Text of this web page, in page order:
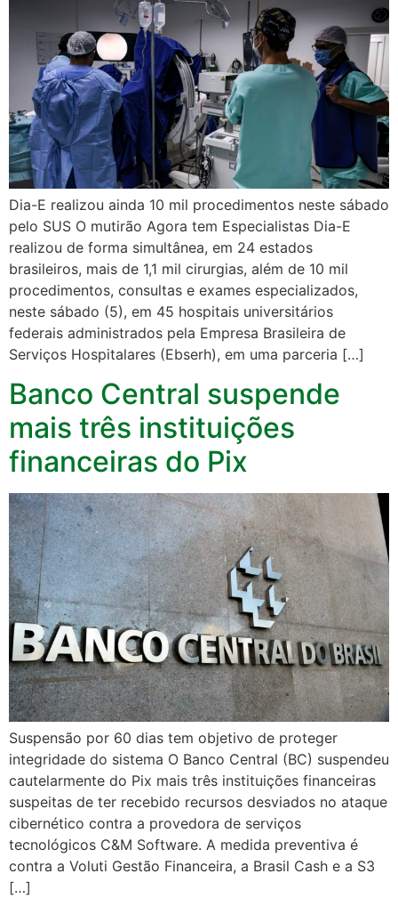
Dia-E realizou ainda 10 mil procedimentos neste sábado
pelo SUS O mutirão Agora tem Especialistas Dia-E
realizou de forma simultânea, em 24 estados
brasileiros, mais de 1,1 mil cirurgias, além de 10 mil
procedimentos, consultas e exames especializados,
neste sábado (5), em 45 hospitais universitários
federais administrados pela Empresa Brasileira de
Serviços Hospitalares (Ebserh), em uma parceria […]
Banco Central suspende
mais três instituições
financeiras do Pix
Suspensão por 60 dias tem objetivo de proteger
integridade do sistema O Banco Central (BC) suspendeu
cautelarmente do Pix mais três instituições financeiras
suspeitas de ter recebido recursos desviados no ataque
cibernético contra a provedora de serviços
tecnológicos C&M Software. A medida preventiva é
contra a Voluti Gestão Financeira, a Brasil Cash e a S3
[…]